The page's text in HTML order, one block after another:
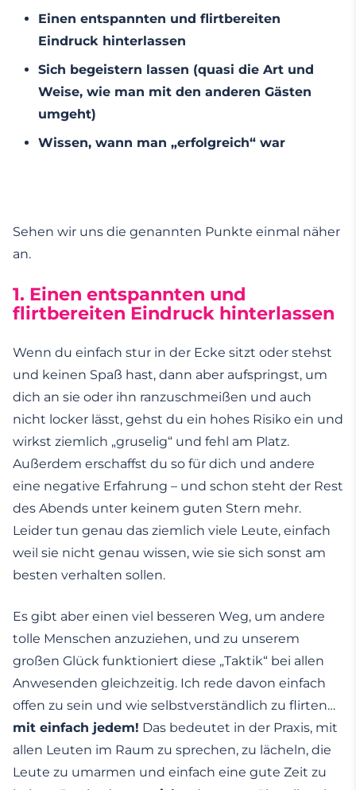
Einen entspannten und flirtbereiten
Eindruck hinterlassen
Sich begeistern lassen (quasi die Art und
Weise, wie man mit den anderen Gästen
umgeht)
Wissen, wann man „erfolgreich“ war
Sehen wir uns die genannten Punkte einmal näher
an.
1. Einen entspannten und
flirtbereiten Eindruck hinterlassen
Wenn du einfach stur in der Ecke sitzt oder stehst
und keinen Spaß hast, dann aber aufspringst, um
dich an sie oder ihn ranzuschmeißen und auch
nicht locker lässt, gehst du ein hohes Risiko ein und
wirkst ziemlich „gruselig“ und fehl am Platz.
Außerdem erschaffst du so für dich und andere
eine negative Erfahrung – und schon steht der Rest
des Abends unter keinem guten Stern mehr.
Leider tun genau das ziemlich viele Leute, einfach
weil sie nicht genau wissen, wie sie sich sonst am
besten verhalten sollen.
Es gibt aber einen viel besseren Weg, um andere
tolle Menschen anzuziehen, und zu unserem
großen Glück funktioniert diese „Taktik“ bei allen
Anwesenden gleichzeitig. Ich rede davon einfach
offen zu sein und wie selbstverständlich zu flirten…
mit einfach jedem! Das bedeutet in der Praxis, mit
allen Leuten im Raum zu sprechen, zu lächeln, die
Leute zu umarmen und einfach eine gute Zeit zu